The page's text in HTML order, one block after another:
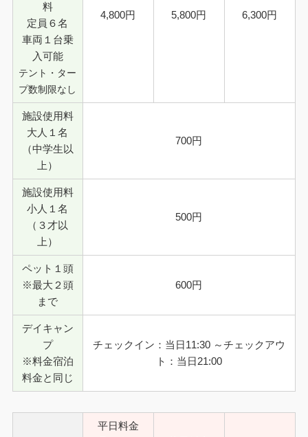
料
定員６名
車両１台乗
入可能
テント・ター
プ数制限なし
4,800円 5,800円 6,300円
施設使用料
大人１名
（中学生以
上）
700円
施設使用料
小人１名
（３才以
上）
500円
ペット１頭
※最大２頭
まで
600円
デイキャン
プ
※料金宿泊
料金と同じ
チェックイン：当日11:30 ～チェックアウ
ト：当日21:00
平日料金